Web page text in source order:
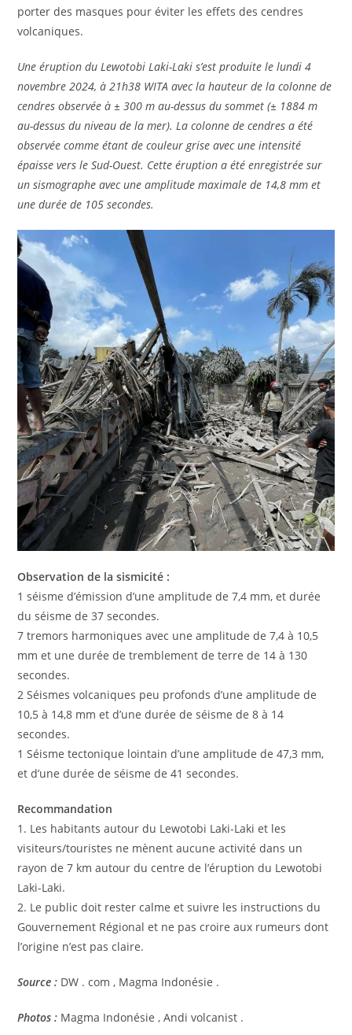
porter des masques pour éviter les effets des cendres
volcaniques.
Une éruption du Lewotobi Laki-Laki s’est produite le lundi 4
novembre 2024, à 21h38 WITA avec la hauteur de la colonne de
cendres observée à ± 300 m au-dessus du sommet (± 1884 m
au-dessus du niveau de la mer). La colonne de cendres a été
observée comme étant de couleur grise avec une intensité
épaisse vers le Sud-Ouest. Cette éruption a été enregistrée sur
un sismographe avec une amplitude maximale de 14,8 mm et
une durée de 105 secondes.
Observation de la sismicité :
1 séisme d’émission d’une amplitude de 7,4 mm, et durée
du séisme de 37 secondes.
7 tremors harmoniques avec une amplitude de 7,4 à 10,5
mm et une durée de tremblement de terre de 14 à 130
secondes.
2 Séismes volcaniques peu profonds d’une amplitude de
10,5 à 14,8 mm et d’une durée de séisme de 8 à 14
secondes.
1 Séisme tectonique lointain d’une amplitude de 47,3 mm,
et d’une durée de séisme de 41 secondes.
Recommandation
1. Les habitants autour du Lewotobi Laki-Laki et les
visiteurs/touristes ne mènent aucune activité dans un
rayon de 7 km autour du centre de l’éruption du Lewotobi
Laki-Laki.
2. Le public doit rester calme et suivre les instructions du
Gouvernement Régional et ne pas croire aux rumeurs dont
l’origine n’est pas claire.
Source : DW . com , Magma Indonésie .
Photos : Magma Indonésie , Andi volcanist .